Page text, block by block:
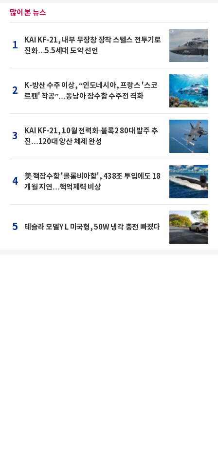
많이 본 뉴스
1
KAI KF-21, 내부 무장창 장착 스텔스 전투기로
진화…5.5세대 도약 선언
2
K-방산 수주 이상, “인도네시아, 프랑스 '스코
르펜' 착공”…동남아 잠수함 수주전 격화
3
KAI KF-21, 10월 전력화·블록2 80대 발주 추
진…120대 양산 체제 완성
4
美 핵잠수함 '콜롬비아함', 438조 투입에도 18
개월 지연…핵억제력 비상
5 테슬라 모델Y L 미국형, 50W 냉각 충전 빠졌다